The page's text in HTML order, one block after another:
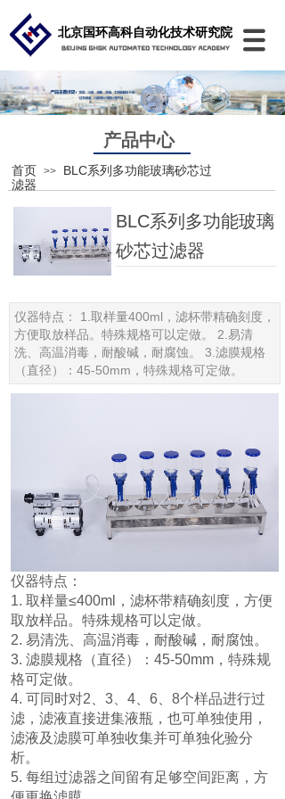
北京国环高科自动化技术研究院
产品中心
首页 >>
BLC系列多功能玻璃砂芯过
滤器
BLC系列多功能玻璃
砂芯过滤器
仪器特点： 1.取样量400ml，滤杯带精确刻度，
方便取放样品。特殊规格可以定做。 2.易清
洗、高温消毒，耐酸碱，耐腐蚀。 3.滤膜规格
（直径）：45-50mm，特殊规格可定做。
仪器特点：
1. 取样量≤400ml，滤杯带精确刻度，方便
取放样品。特殊规格可以定做。
2. 易清洗、高温消毒，耐酸碱，耐腐蚀。
3. 滤膜规格（直径）：45-50mm，特殊规
格可定做。
4. 可同时对2、3、4、6、8个样品进行过
滤，滤液直接进集液瓶，也可单独使用，
滤液及滤膜可单独收集并可单独化验分
析。
5. 每组过滤器之间留有足够空间距离，方